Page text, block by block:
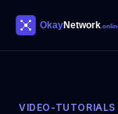
VIDEO-TUTORIALS